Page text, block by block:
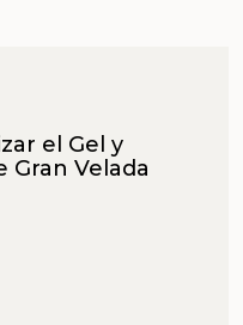
el Gel y
Gran Velada